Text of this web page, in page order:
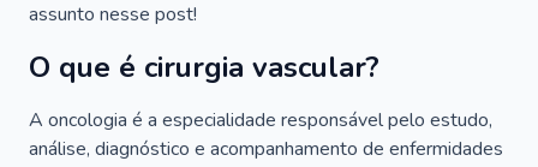
assunto nesse post!
O que é cirurgia vascular?
A oncologia é a especialidade responsável pelo estudo,
análise, diagnóstico e acompanhamento de enfermidades